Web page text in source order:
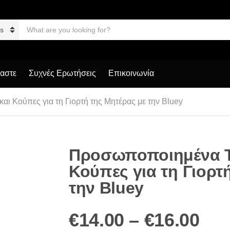
a
r
d
u
Συχνές Ερωτήσεις Επικοινωνία
Κούπες για τη Γιορτή της Μητέρας με την Bluey
Προσωποποιημένα
Κούπες για τη
την Bluey
€14.00 – €16.00